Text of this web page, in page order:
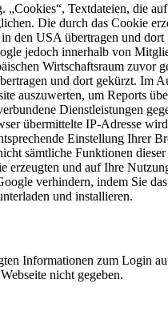
„Cookies“, Textdateien, die
Die durch das Cookie
den USA übertragen und
jedoch innerhalb von
Wirtschaftsraum zuvor
und dort gekürzt. Im
auszuwerten, um Reports
Dienstleistungen
übermittelte IP-Adresse
Einstellung Ihrer
sämtliche Funktionen
erzeugten und auf Ihre
verhindern, indem Sie
und installieren.
Informationen zum Login
nicht gegeben.